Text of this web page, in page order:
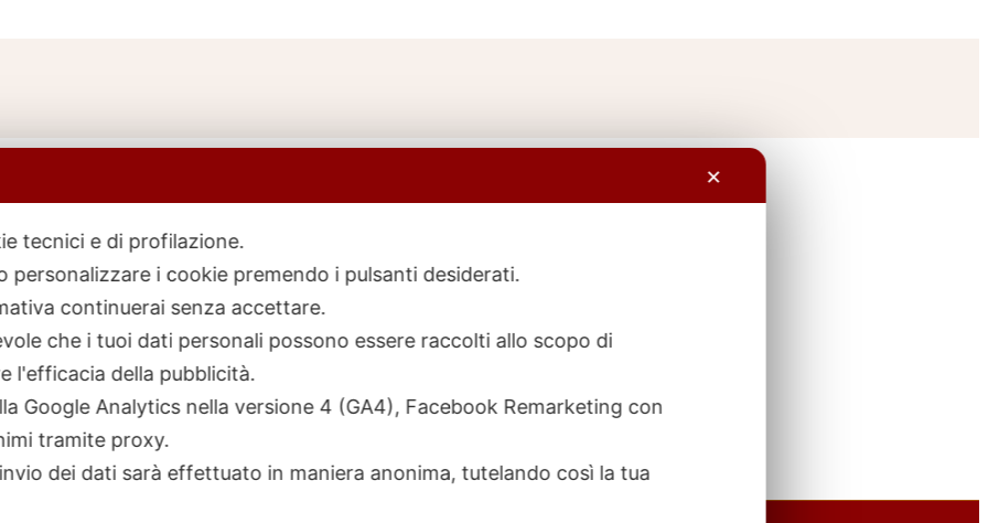
✕
tecnici e di profilazione.
personalizzare i cookie premendo i pulsanti desiderati.
continuerai senza accettare.
che i tuoi dati personali possono essere raccolti allo scopo di
l'efficacia della pubblicità.
Google Analytics nella versione 4 (GA4), Facebook Remarketing con
tramite proxy.
dei dati sarà effettuato in maniera anonima, tutelando così la tua